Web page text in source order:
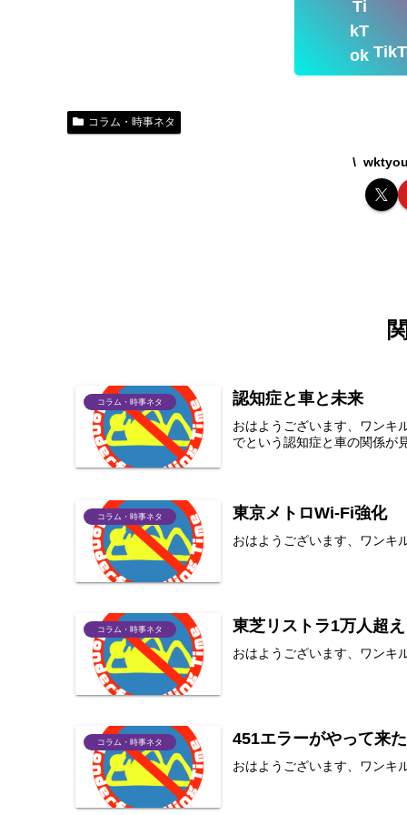
コラム・時事ネタ
コラム・時事ネタ 認知症と車と未来
おはようございます、ワンキ
でという認知症と車の関係が
コラム・時事ネタ 東京メトロWi-Fi強化
おはようございます、ワンキ
コラム・時事ネタ 東芝リストラ1万人超え
おはようございます、ワンキ
コラム・時事ネタ 451エラーがやって来た
おはようございます、ワンキ